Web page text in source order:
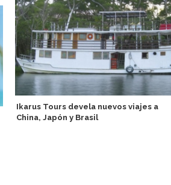
Ikarus Tours devela nuevos viajes a
China, Japón y Brasil